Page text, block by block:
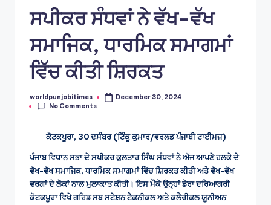
ਸਪੀਕਰ ਸੰਧਵਾਂ ਨੇ ਵੱਖ-ਵੱਖ
ਸਮਾਜਿਕ, ਧਾਰਮਿਕ ਸਮਾਗਮਾਂ
ਵਿੱਚ ਕੀਤੀ ਸ਼ਿਰਕਤ
Posted
by
worldpunjabitimes
December 30, 2024
No Comments
ਕੋਟਕਪੂਰਾ, 30 ਦਸੰਬਰ (ਟਿੰਕੂ ਕੁਮਾਰ/ਵਰਲਡ ਪੰਜਾਬੀ ਟਾਈਮਜ਼)
ਪੰਜਾਬ ਵਿਧਾਨ ਸਭਾ ਦੇ ਸਪੀਕਰ ਕੁਲਤਾਰ ਸਿੰਘ ਸੰਧਵਾਂ ਨੇ ਅੱਜ ਆਪਣੇ ਹਲਕੇ ਦੇ
ਵੱਖ-ਵੱਖ ਸਮਾਜਿਕ, ਧਾਰਮਿਕ ਸਮਾਗਮਾਂ ਵਿੱਚ ਸ਼ਿਰਕਤ ਕੀਤੀ ਅਤੇ ਵੱਖ-ਵੱਖ
ਵਰਗਾਂ ਦੇ ਲੋਕਾਂ ਨਾਲ ਮੁਲਾਕਾਤ ਕੀਤੀ। ਇਸ ਮੌਕੇ ਉਨ੍ਹਾਂ ਡੇਰਾ ਦਰਿਆਗਰੀ
ਕੋਟਕਪੂਰਾ ਵਿਖੇ ਗਰਿਡ ਸਬ ਸਟੇਸ਼ਨ ਟੈਕਨੀਕਲ ਅਤੇ ਕਲੈਰੀਕਲ ਯੂਨੀਅਨ